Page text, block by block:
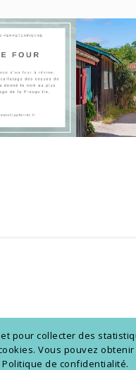
collecter des
Vous pouvez
de confidentialité.